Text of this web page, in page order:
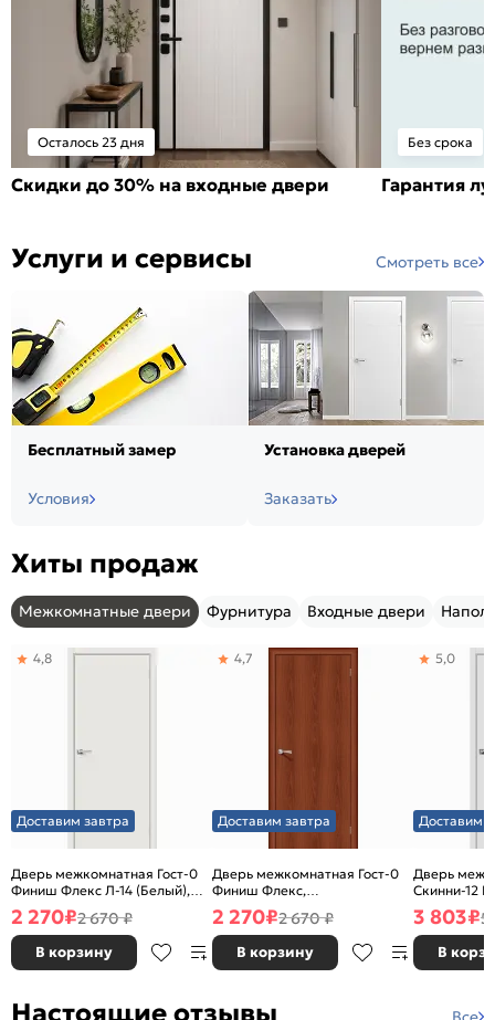
Осталось 23 дня
Скидки до 30% на входные двери
Без срока
Гарантия
Услуги и сервисы Смотреть все
Бесплатный замер
Условия
Установка дверей
Заказать
Хиты продаж
Межкомнатные двери Фурнитура Входные двери
Доставим завтра
Дверь межкомнатная Гост-0
Финиш Флекс Л-14 (Белый),
глухая, каркасно-щитовая
4,8
2 270₽2 670 ₽
В корзину
Доставим завтра
Дверь межкомнатная Гост-0
Финиш Флекс,
Ламинированные Л-11
(ИталОрех), глухая, каркасно-
щитовая
4,7
2 270₽2 670 ₽
В корзину
Доставим
Дверь
Скинни-12
глухая,
5,0
3 803₽5
В
Настоящие отзывы